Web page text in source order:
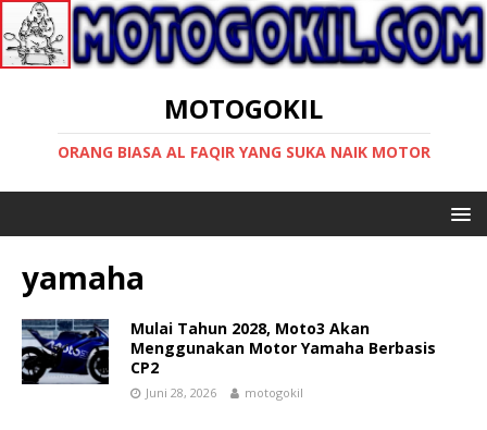
MOTOGOKIL
ORANG BIASA AL FAQIR YANG SUKA NAIK MOTOR
yamaha
Mulai Tahun 2028, Moto3 Akan
Menggunakan Motor Yamaha Berbasis
CP2
Juni 28, 2026 motogokil